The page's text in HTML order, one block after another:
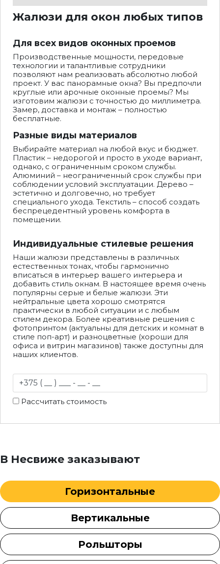
Жалюзи для окон любых типов
Для всех видов оконных проемов
Производственные мощности, передовые
технологии и талантливые сотрудники
позволяют нам реализовать абсолютно любой
проект. У вас панорамные окна? Вы предпочли
круглые или арочные оконные проемы? Мы
изготовим жалюзи с точностью до миллиметра.
Замер, доставка и монтаж – полностью
бесплатные.
Разные виды материалов
Выбирайте материал на любой вкус и бюджет.
Пластик – недорогой и просто в уходе вариант,
однако, с ограниченным сроком службы.
Алюминий – неограниченный срок службы при
соблюдении условий эксплуатации. Дерево –
эстетично и долговечно, но требует
специального ухода. Текстиль – способ создать
беспрецедентный уровень комфорта в
помещении.
Индивидуальные стилевые решения
Наши жалюзи представлены в различных
естественных тонах, чтобы гармонично
вписаться в интерьер вашего интерьера и
добавить стиль окнам. В настоящее время очень
популярны серые и белые жалюзи. Эти
нейтральные цвета хорошо смотрятся
практически в любой ситуации и с любым
стилем декора. Более креативные решения с
фотопринтом (актуальны для детских и комнат в
стиле поп-арт) и разноцветные (хороши для
офиса и витрин магазинов) также доступны для
наших клиентов.
Рассчитать стоимость
В Несвиже заказывают
Горизонтальные
Вертикальные
Рольшторы